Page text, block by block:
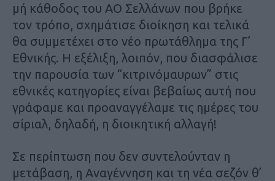
μή κάθοδος του ΑΟ Σελλάνων που βρήκε
τον τρόπο, σχημάτισε διοίκηση και τελικά
θα συμμετέχει στο νέο πρωτάθλημα της Γ’
Εθνικής. Η εξέλιξη, λοιπόν, που διασφάλισε
την παρουσία των “κιτρινόμαυρων” στις
εθνικές κατηγορίες είναι βεβαίως αυτή που
γράφαμε και προαναγγέλαμε τις ημέρες του
σίριαλ, δηλαδή, η διοικητική αλλαγή!
Σε περίπτωση που δεν συντελούνταν η
μετάβαση, η Αναγέννηση και τη νέα σεζόν θ’